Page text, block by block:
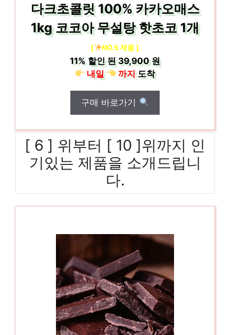
다크초콜릿 100% 카카오매스
1kg 코코아 무설탕 핫초코 1개
[ NO.5 제품 ]
11% 할인 된39,900 원
내일
까지도착
구매 바로가기
[ 6 ] 위부터 [ 10 ]위까지 인
기있는 제품을 소개드립니
다.